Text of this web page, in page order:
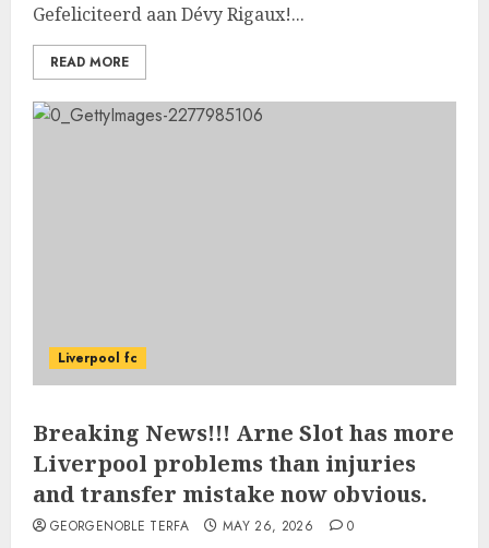
Gefeliciteerd aan Dévy Rigaux!...
READ MORE
Liverpool fc
Breaking News!!! Arne Slot has more
Liverpool problems than injuries
and transfer mistake now obvious.
GEORGENOBLE TERFA MAY 26, 2026 0